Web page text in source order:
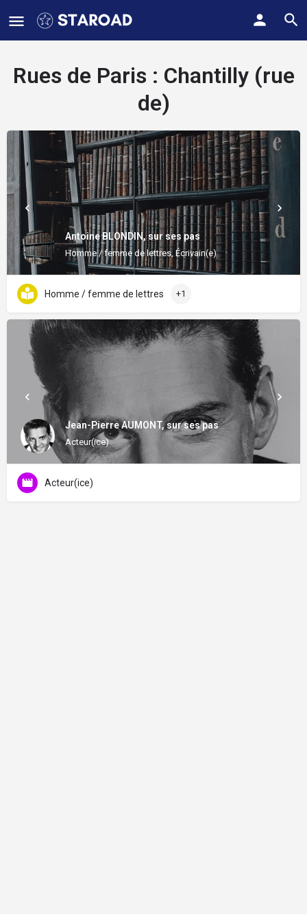
Rues de Paris : Chantilly (rue
de)
Antoine BLONDIN, sur ses pas
Homme / femme de lettres, Écrivain(e)
Homme / femme de lettres +1
Jean-Pierre AUMONT, sur ses pas
Acteur(ice)
Acteur(ice)